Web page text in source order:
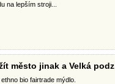
na lepším stroji...
město jinak a Velká
bio fairtrade mýdlo.